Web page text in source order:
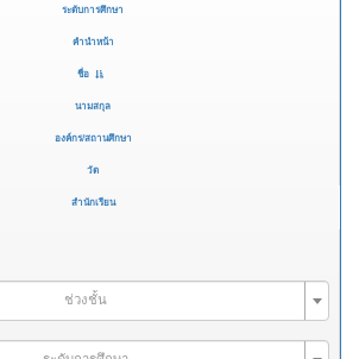
ระดับการศึกษา
คำนำหน้า
ชื่อ
นามสกุล
องค์กร/สถานศึกษา
วัด
สำนักเรียน
ช่วงชั้น